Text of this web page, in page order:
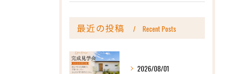
最近の投稿 Recent Posts
2026/08/01